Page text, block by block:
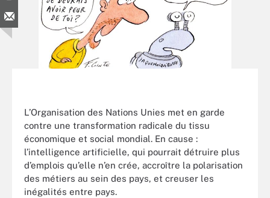
L’Organisation des Nations Unies met en garde
contre une transformation radicale du tissu
économique et social mondial. En cause :
l’intelligence artificielle, qui pourrait détruire plus
d’emplois qu’elle n’en crée, accroître la polarisation
des métiers au sein des pays, et creuser les
inégalités entre pays.